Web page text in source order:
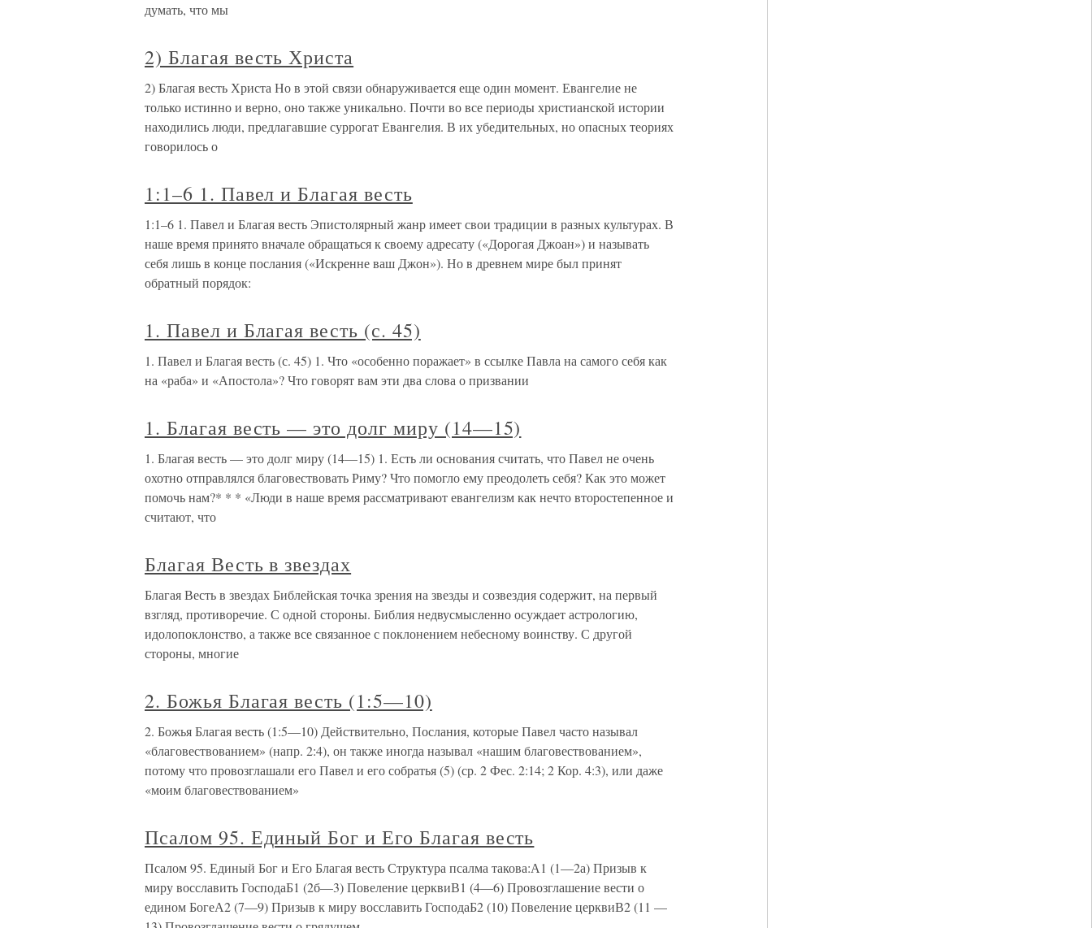
думать, что мы
2) Благая весть Христа
2) Благая весть Христа Но в этой связи обнаруживается еще один момент. Евангелие не
только истинно и верно, оно также уникально. Почти во все периоды христианской истории
находились люди, предлагавшие суррогат Евангелия. В их убедительных, но опасных теориях
говорилось о
1:1–6 1. Павел и Благая весть
1:1–6 1. Павел и Благая весть Эпистолярный жанр имеет свои традиции в разных культурах. В
наше время принято вначале обращаться к своему адресату («Дорогая Джоан») и называть
себя лишь в конце послания («Искренне ваш Джон»). Но в древнем мире был принят
обратный порядок:
1. Павел и Благая весть (с. 45)
1. Павел и Благая весть (с. 45) 1. Что «особенно поражает» в ссылке Павла на самого себя как
на «раба» и «Апостола»? Что говорят вам эти два слова о призвании
1. Благая весть — это долг миру (14—15)
1. Благая весть — это долг миру (14—15) 1. Есть ли основания считать, что Павел не очень
охотно отправлялся благовествовать Риму? Что помогло ему преодолеть себя? Как это может
помочь нам?* * * «Люди в наше время рассматривают евангелизм как нечто второстепенное и
считают, что
Благая Весть в звездах
Благая Весть в звездах Библейская точка зрения на звезды и созвездия содержит, на первый
взгляд, противоречие. С одной стороны. Библия недвусмысленно осуждает астрологию,
идолопоклонство, а также все связанное с поклонением небесному воинству. С другой
стороны, многие
2. Божья Благая весть (1:5—10)
2. Божья Благая весть (1:5—10) Действительно, Послания, которые Павел часто называл
«благовествованием» (напр. 2:4), он также иногда называл «нашим благовествованием»,
потому что провозглашали его Павел и его собратья (5) (ср. 2 Фес. 2:14; 2 Кор. 4:3), или даже
«моим благовествованием»
Псалом 95. Единый Бог и Его Благая весть
Псалом 95. Единый Бог и Его Благая весть Структура псалма такова:А1 (1—2а) Призыв к
миру восславить ГосподаБ1 (2б—3) Повеление церквиВ1 (4—6) Провозглашение вести о
едином БогеА2 (7—9) Призыв к миру восславить ГосподаБ2 (10) Повеление церквиВ2 (11 —